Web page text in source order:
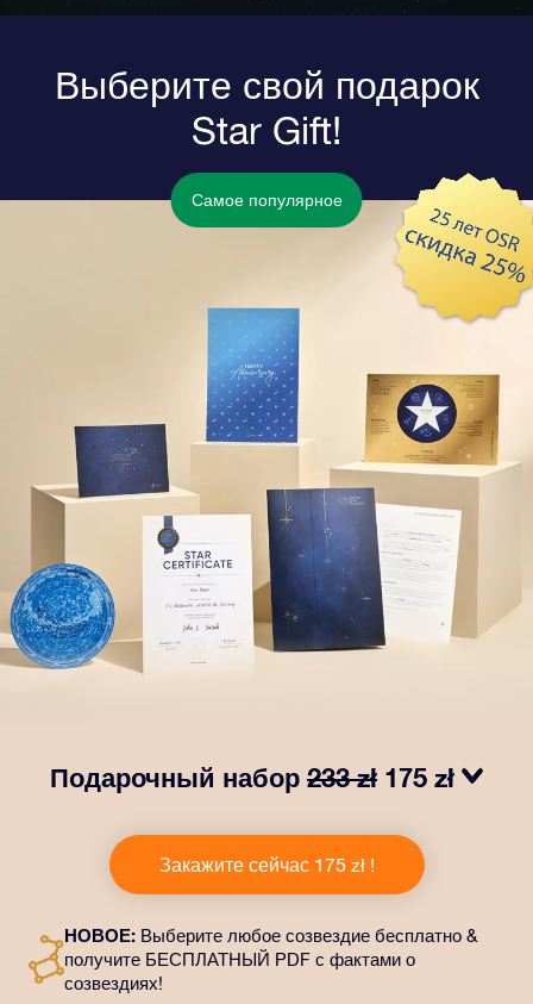
Выберите свой подарок
Star Gift!
Самое популярное
Подарочный набор 233 zł 175 zł
заблестели с нашим подарочным набором OSR! В
него входит красивый конверт и
персонализированные документы, которые будут
цифровые материалы и возможность бесплатно
пользоваться нашими приложениями. Это
волшебный и вечный подарок друзьям и любимым.
Закажите сейчас 175 zł !
НОВОЕ: Выберите любое созвездие бесплатно &
получите БЕСПЛАТНЫЙ PDF с фактами о
созвездиях!